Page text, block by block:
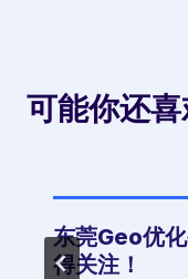
可能你还喜
东莞Geo优
得关注！